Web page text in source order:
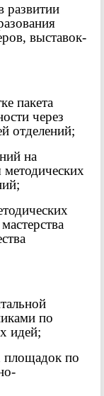
развитии
выставок-
пакета
через
отделений;
на
по
идей;
площадок по